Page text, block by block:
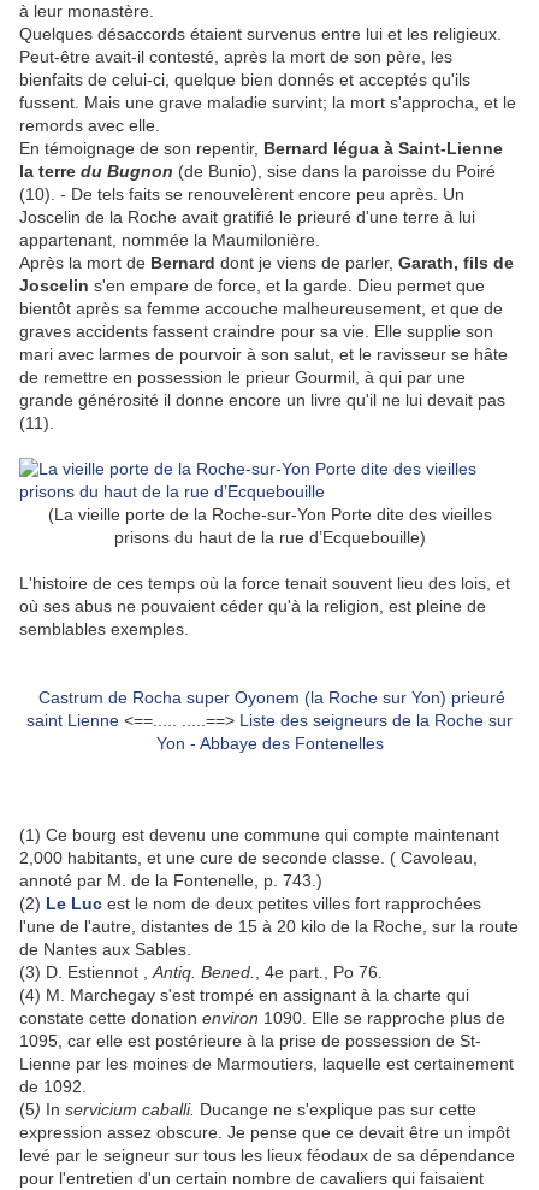
à leur monastère.
Quelques désaccords étaient survenus entre lui et les religieux.
Peut-être avait-il contesté, après la mort de son père, les
bienfaits de celui-ci, quelque bien donnés et acceptés qu'ils
fussent. Mais une grave maladie survint; la mort s'approcha, et le
remords avec elle.
En témoignage de son repentir, Bernard légua à Saint-Lienne
la terre du Bugnon (de Bunio), sise dans la paroisse du Poiré
(10). - De tels faits se renouvelèrent encore peu après. Un
Joscelin de la Roche avait gratifié le prieuré d'une terre à lui
appartenant, nommée la Maumilonière.
Après la mort de Bernard dont je viens de parler, Garath, fils de
Joscelin s'en empare de force, et la garde. Dieu permet que
bientôt après sa femme accouche malheureusement, et que de
graves accidents fassent craindre pour sa vie. Elle supplie son
mari avec larmes de pourvoir à son salut, et le ravisseur se hâte
de remettre en possession le prieur Gourmil, à qui par une
grande générosité il donne encore un livre qu'il ne lui devait pas
(11).
(La vieille porte de la Roche-sur-Yon Porte dite des vieilles
prisons du haut de la rue d’Ecquebouille)
L'histoire de ces temps où la force tenait souvent lieu des lois, et
où ses abus ne pouvaient céder qu'à la religion, est pleine de
semblables exemples.
Castrum de Rocha super Oyonem (la Roche sur Yon) prieuré
saint Lienne <==..... .....==> Liste des seigneurs de la Roche sur
Yon - Abbaye des Fontenelles
(1) Ce bourg est devenu une commune qui compte maintenant
2,000 habitants, et une cure de seconde classe. ( Cavoleau,
annoté par M. de la Fontenelle, p. 743.)
(2) Le Luc est le nom de deux petites villes fort rapprochées
l'une de l'autre, distantes de 15 à 20 kilo de la Roche, sur la route
de Nantes aux Sables.
(3) D. Estiennot , Antiq. Bened.
, 4e part., Po 76.
(4) M. Marchegay s'est trompé en assignant à la charte qui
constate cette donation environ 1090. Elle se rapproche plus de
1095, car elle est postérieure à la prise de possession de St-
Lienne par les moines de Marmoutiers, laquelle est certainement
de 1092.
(5) In servicium caballi. Ducange ne s'explique pas sur cette
expression assez obscure. Je pense que ce devait être un impôt
levé par le seigneur sur tous les lieux féodaux de sa dépendance
pour l'entretien d'un certain nombre de cavaliers qui faisaient